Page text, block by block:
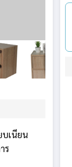
บเนียน
ร